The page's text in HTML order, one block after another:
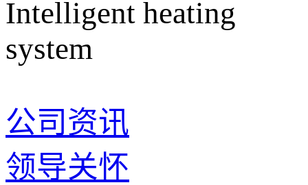
Intelligent heating
system
公司资讯
领导关怀